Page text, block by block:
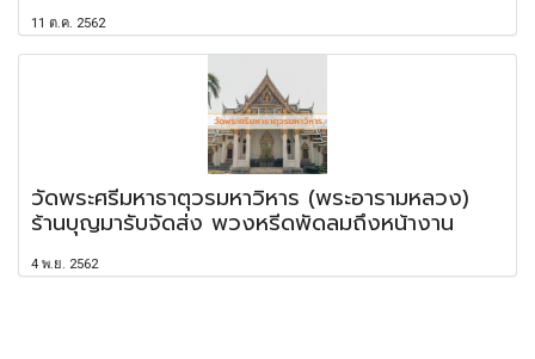
11 ต.ค. 2562
วัดพระศรีมหาธาตุวรมหาวิหาร (พระอารามหลวง)
ร้านบุญมารับจัดส่ง พวงหรีดพัดลมถึงหน้างาน
4 พ.ย. 2562